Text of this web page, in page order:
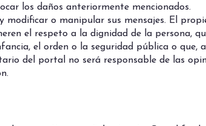
los daños anteriormente mencionados.
modificar o manipular sus mensajes. El
el respeto a la dignidad de la persona,
el orden o la seguridad pública o que,
del portal no será responsable de las